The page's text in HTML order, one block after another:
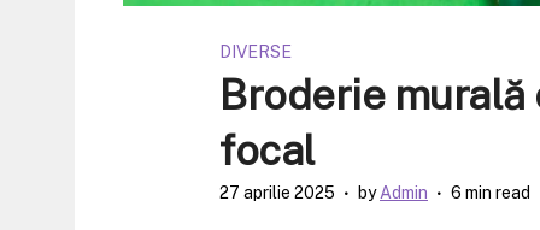
DIVERSE
Broderie
focal
27 aprilie 2025 byAdmin 6 min read